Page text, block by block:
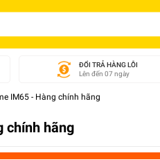
ĐỔI TRẢ HÀNG LỖI
Lên đến 07 ngày
IM65 - Hàng chính hãng
chính hãng